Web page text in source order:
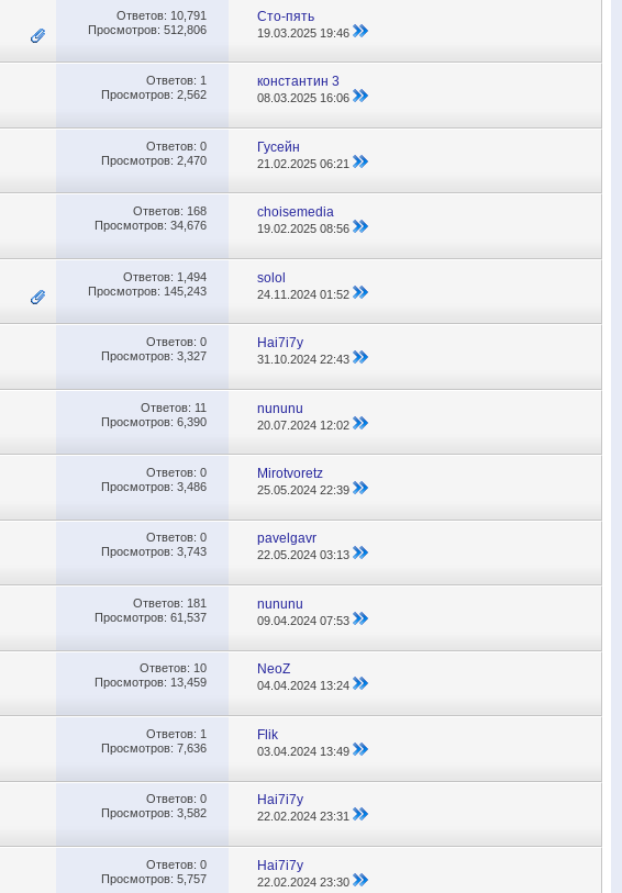
Ответов: 10,791
Просмотров: 512,806
Сто-пять
19.03.2025 19:46
Ответов: 1
Просмотров: 2,562
константин 3
08.03.2025 16:06
Ответов: 0
Просмотров: 2,470
Гусейн
21.02.202506:21
Ответов: 168
Просмотров: 34,676
choisemedia
19.02.202508:56
Ответов: 1,494
Просмотров: 145,243
solol
24.11.202401:52
Ответов: 0
Просмотров: 3,327
Hai7i7y
31.10.202422:43
Ответов: 11
Просмотров: 6,390
nununu
20.07.2024 12:02
Ответов: 0
Просмотров: 3,486
Mirotvoretz
25.05.202422:39
Ответов: 0
Просмотров: 3,743
pavelgavr
22.05.202403:13
Ответов: 181
Просмотров: 61,537
nununu
09.04.202407:53
Ответов: 10
Просмотров: 13,459
NeoZ
04.04.202413:24
Ответов: 1
Просмотров: 7,636
Flik
03.04.2024 13:49
Ответов: 0
Просмотров: 3,582
Hai7i7y
22.02.202423:31
Ответов: 0
Просмотров: 5,757
Hai7i7y
22.02.202423:30